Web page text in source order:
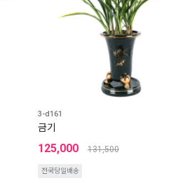
3-d161
금기
125,000 131,500
전국당일배송